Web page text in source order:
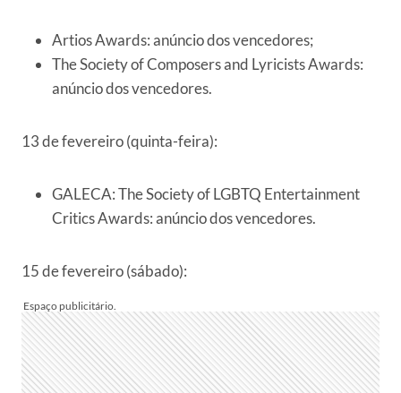
Artios Awards: anúncio dos vencedores;
The Society of Composers and Lyricists Awards:
anúncio dos vencedores.
13 de fevereiro (quinta-feira):
GALECA: The Society of LGBTQ Entertainment
Critics Awards: anúncio dos vencedores.
15 de fevereiro (sábado):